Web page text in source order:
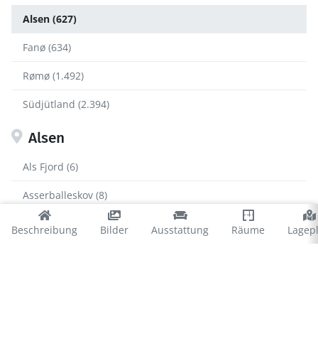
Beschreibung Bilder Ausstattung Räume
Alsen (627)
Fanø (634)
Rømø (1.492)
Südjütland (2.394)
Alsen
Als Fjord (6)
Asserballeskov (8)
Kegnæs (110)